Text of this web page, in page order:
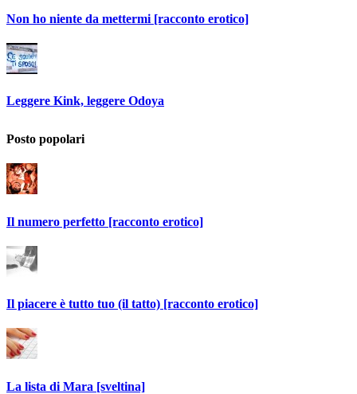
Non ho niente da mettermi [racconto erotico]
Leggere Kink, leggere Odoya
Posto popolari
Il numero perfetto [racconto erotico]
Il piacere è tutto tuo (il tatto) [racconto erotico]
La lista di Mara [sveltina]